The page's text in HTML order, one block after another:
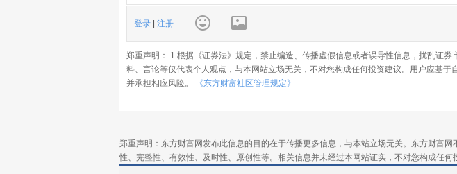
登录 注册
郑重声明： 1.根据《证券法》规定，禁止编造、传播虚假信息或者误导性信息，扰乱证券
料、言论等仅代表个人观点，与本网站立场无关，不对您构成任何投资建议。用户应基于
并承担相应风险。
《东方财富社区管理规定》
郑重声明：东方财富网发布此信息的目的在于传播更多信息，与本站立场无关。东方财富
性、完整性、有效性、及时性、原创性等。相关信息并未经过本网站证实，不对您构成任何